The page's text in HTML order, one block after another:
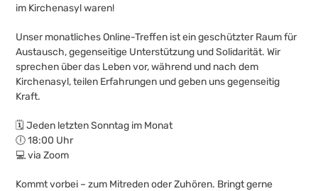
im Kirchenasyl waren!
Unser monatliches Online-Treffen ist ein geschützter Raum für
Austausch, gegenseitige Unterstützung und Solidarität. Wir
sprechen über das Leben vor, während und nach dem
Kirchenasyl, teilen Erfahrungen und geben uns gegenseitig
Kraft.
🗓 Jeden letzten Sonntag im Monat
🕕 18:00 Uhr
💻 via Zoom
Kommt vorbei – zum Mitreden oder Zuhören. Bringt gerne